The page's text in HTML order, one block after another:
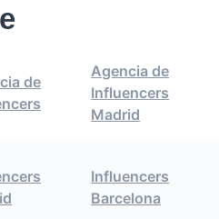
de
Agencia de
Influencers
Madrid
Influencers
Barcelona